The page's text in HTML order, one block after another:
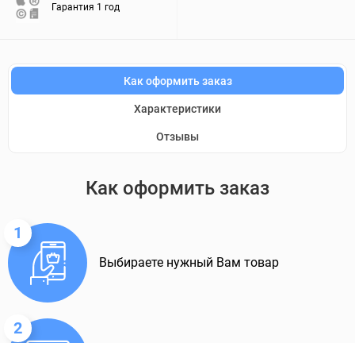
Гарантия 1 год
Как оформить заказ
Характеристики
Отзывы
Как оформить заказ
1
Выбираете нужный Вам товар
2